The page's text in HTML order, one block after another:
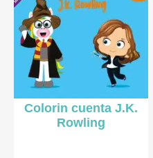
Colorin cuenta J.K.
Rowling